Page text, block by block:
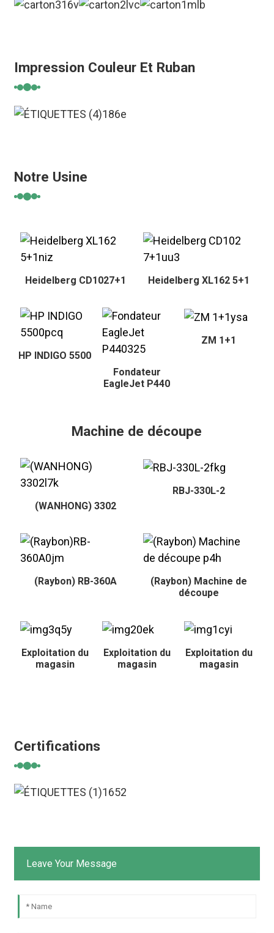
Impression Couleur Et Ruban
Notre Usine
Heidelberg CD1027+1 Heidelberg XL162 5+1
HP INDIGO 5500
Fondateur
EagleJet P440
ZM 1+1
Machine de découpe
(WANHONG) 3302
RBJ-330L-2
(Raybon) RB-360A
(Raybon) Machine de
découpe
Exploitation du
magasin
Exploitation du
magasin
Exploitation du
magasin
Certifications
Leave Your Message